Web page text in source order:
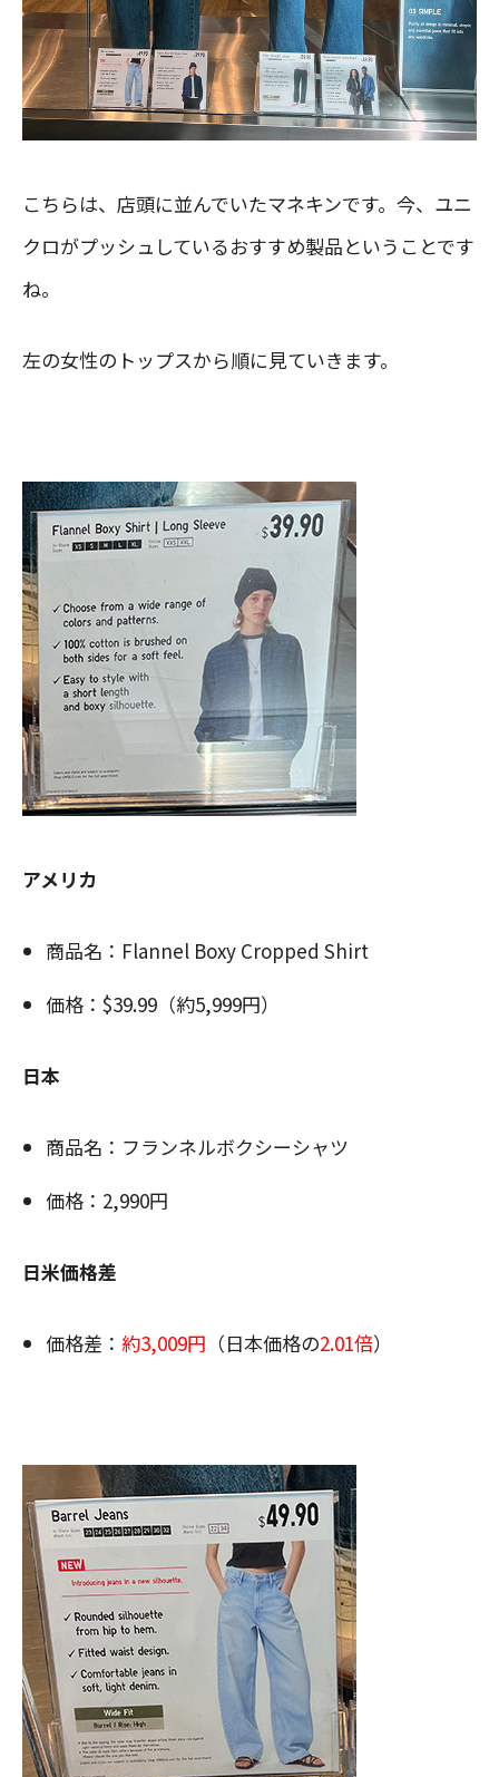
こちらは、店頭に並んでいたマネキンです。今、ユニ
クロがプッシュしているおすすめ製品ということです
ね。
左の女性のトップスから順に見ていきます。
アメリカ
商品名：Flannel Boxy Cropped Shirt
価格：$39.99（約5,999円）
日本
商品名：フランネルボクシーシャツ
価格：2,990円
日米価格差
価格差： 約3,009円 （日本価格の2.01倍）